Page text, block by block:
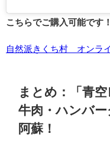
こちらでご購入可能です！
自然派きくち村 オンラ
まとめ：「青
牛肉・ハンバー
阿蘇！